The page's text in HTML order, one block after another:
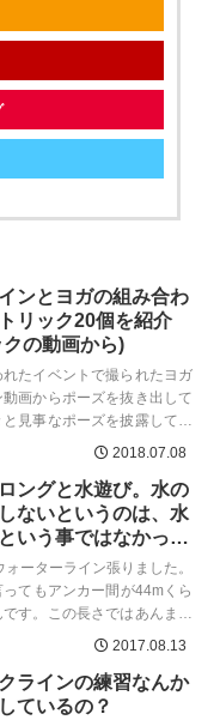
ンとヨガの組み合わ
リック20個を紹介
の動画から)
たイベントで撮られたヨガ
画からポーズを抜き出して
見事なポーズを披露してい
のGex Herです。...
2018.07.08
ングと水遊び。水の
ないというのは、水
いう事ではなかった
小さくして邪魔なも
まえ。
ォーターライン張りました。
てもアンカー間が44mくら
す。この長さではあんまり
と思い、水遊びも楽しいよと
2017.08.13
ラインの練習なんか
ているの？